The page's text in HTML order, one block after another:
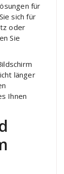
für
sich für
oder
Sie
länger
Ihnen